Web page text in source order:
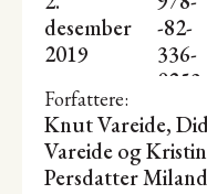
desember
2019
-82-
336-
Forfattere:
Knut Vareide,
Vareide og
Persdatter Miland